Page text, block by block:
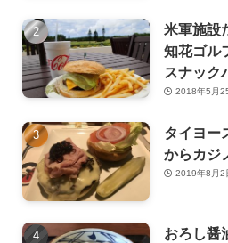
米軍施設
知花ゴル
スナック
2018年5月
タイヨー
からカジ
2019年8月2
おろし醤